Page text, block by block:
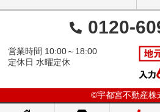
0120-
営業時間 10:00～18:00
定休日 水曜定休
©宇都宮不動産株